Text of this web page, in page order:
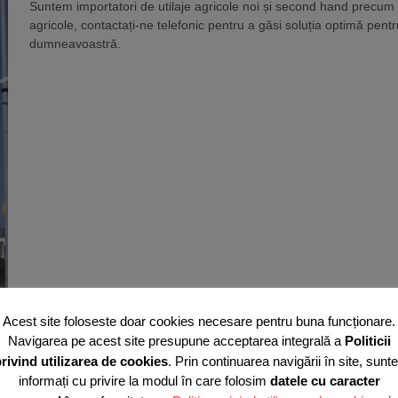
Suntem importatori de utilaje agricole noi și second hand
agricole, contactați-ne telefonic pentru a găsi soluția optimă
dumneavoastră.
Acest site foloseste doar cookies necesare pentru buna funcționare.
Navigarea pe acest site presupune acceptarea integrală a Politicii
utilizarea de cookies. Prin continuarea navigării în site,
informați cu privire la modul în care folosim datele cu caracter